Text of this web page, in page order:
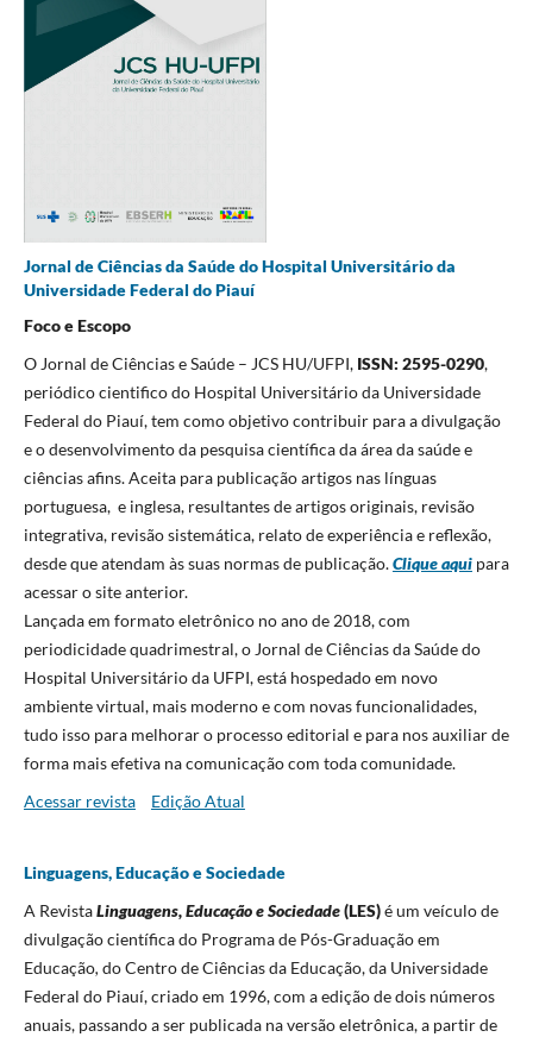
Jornal de Ciências da Saúde do Hospital Universitário da
Universidade Federal do Piauí
Foco e Escopo
O Jornal de Ciências e Saúde – JCS HU/UFPI, ISSN: 2595-0290,
periódico cientifico do Hospital Universitário da Universidade
Federal do Piauí, tem como objetivo contribuir para a divulgação
e o desenvolvimento da pesquisa científica da área da saúde e
ciências afins. Aceita para publicação artigos nas línguas
portuguesa, e inglesa, resultantes de artigos originais, revisão
integrativa, revisão sistemática, relato de experiência e reflexão,
desde que atendam às suas normas de publicação.Clique aquipara
acessar o site anterior.
Lançada em formato eletrônico no ano de 2018, com
periodicidade quadrimestral, o Jornal de Ciências da Saúde do
Hospital Universitário da UFPI, está hospedado em novo
ambiente virtual, mais moderno e com novas funcionalidades,
tudo isso para melhorar o processo editorial e para nos auxiliar de
forma mais efetiva na comunicação com toda comunidade.
Acessar revista
Edição Atual
Linguagens, Educação e Sociedade
A RevistaLinguagens, Educação e Sociedade(LES)é um veículo de
divulgação científica do Programa de Pós-Graduação em
Educação, do Centro de Ciências da Educação, da Universidade
Federal do Piauí, criado em 1996, com a edição de dois números
anuais, passando a ser publicada na versão eletrônica, a partir de